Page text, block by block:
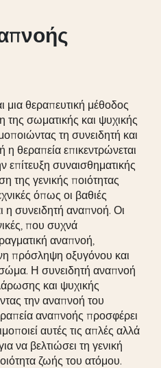
μια θεραπευτική μέθοδος
της σωματικής και ψυχικής
τη συνειδητή και
θεραπεία επικεντρώνεται
επίτευξη συναισθηματικής
της γενικής ποιότητας
όπως οι βαθιές
η συνειδητή αναπνοή. Οι
που συχνά
αναπνοή,
πρόσληψη οξυγόνου και
Η συνειδητή αναπνοή
και ψυχικής
την αναπνοή του
αναπνοής προσφέρει
αυτές τις απλές αλλά
να βελτιώσει τη γενική
ζωής του ατόμου.